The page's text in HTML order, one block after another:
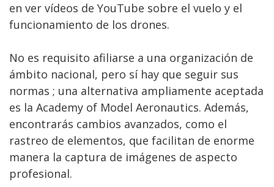
en ver vídeos de YouTube sobre el vuelo y el
funcionamiento de los drones.
No es requisito afiliarse a una organización de
ámbito nacional, pero sí hay que seguir sus
normas ; una alternativa ampliamente aceptada
es la Academy of Model Aeronautics. Además,
encontrarás cambios avanzados, como el
rastreo de elementos, que facilitan de enorme
manera la captura de imágenes de aspecto
profesional.